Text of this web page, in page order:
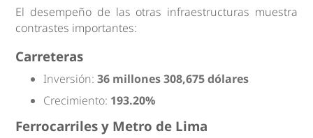
El desempeño de las otras infraestructuras muestra
contrastes importantes:
Carreteras
Inversión:36 millones 308,675 dólares
Crecimiento: 193.20%
Ferrocarriles y Metro de Lima